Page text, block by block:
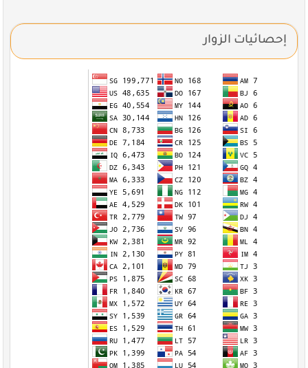
إحصائيات الزوار